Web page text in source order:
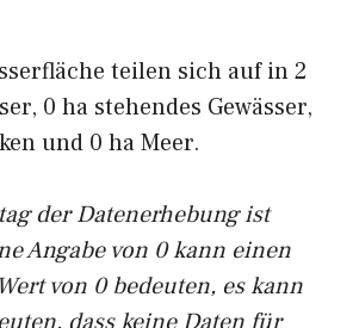
teilen sich auf in 2
0 ha stehendes Gewässer,
und 0 ha Meer.
der Datenerhebung ist
Angabe von 0 kann einen
von 0 bedeuten, es kann